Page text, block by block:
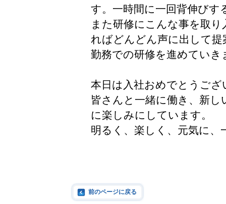
す。一時間に一回背伸び
また研修にこんな事を取
ればどんどん声に出して
勤務での研修を進めていき
本日は入社おめでとうござ
皆さんと一緒に働き、新
に楽しみにしています。
明るく、楽しく、元気に、
前のページに戻る